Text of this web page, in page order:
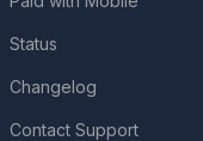
Status
Changelog
Contact Support